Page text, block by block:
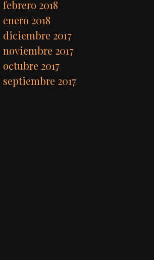
febrero 2018
enero 2018
diciembre 2017
noviembre 2017
octubre 2017
septiembre 2017